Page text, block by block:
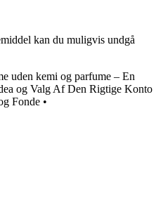
kan du muligvis undgå
uden kemi og parfume – En
og Valg Af Den Rigtige Konto
Fonde •